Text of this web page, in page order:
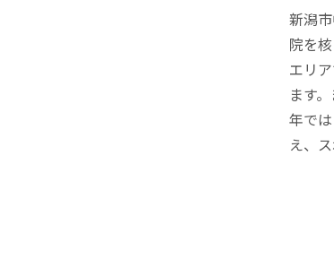
新潟
院を
エリ
ます
年で
え、